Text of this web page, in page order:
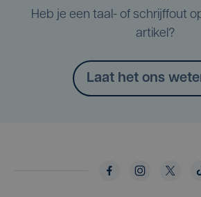
Heb je een taal- of schrijffout
artikel?
Laat het ons